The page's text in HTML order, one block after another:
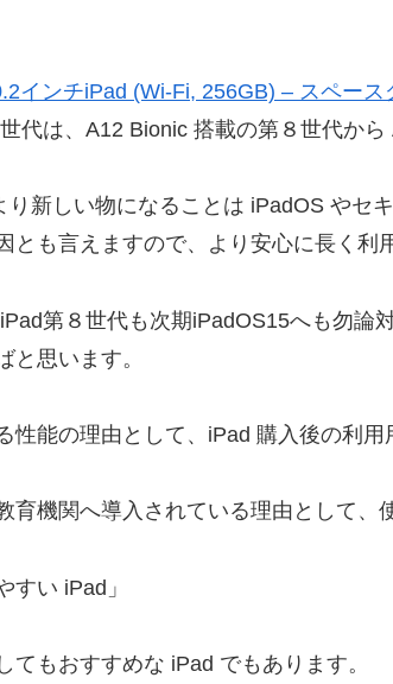
インチiPad (Wi-Fi, 256GB) – スペース
代は、A12 Bionic 搭載の第８世代から
り新しい物になることは iPadOS やセ
とも言えますので、より安心に長く利
第８世代も次期iPadOS15へも勿論
と思います。
性能の理由として、iPad 購入後の利用
育機関へ導入されている理由として、
すい iPad」
てもおすすめな iPad でもあります。